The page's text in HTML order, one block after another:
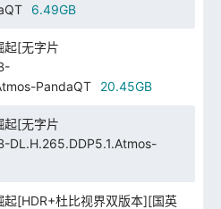
6.49GB
起[无字片
PandaQT
20.45GB
起[无字片
DL.H.265.DDP5.1.Atmos-
[HDR+杜比视界双版本][国英